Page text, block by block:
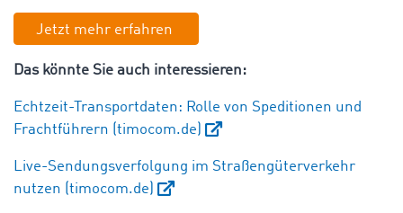
Jetzt mehr erfahren
Das könnte Sie auch interessieren:
Echtzeit-Transportdaten: Rolle von Speditionen und
Frachtführern (timocom.de)
Live-Sendungsverfolgung im Straßengüterverkehr
nutzen (timocom.de)